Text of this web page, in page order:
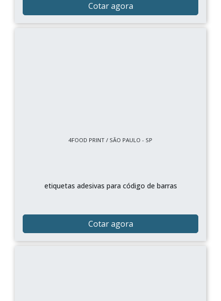
Cotar agora
4FOOD PRINT / SÃO PAULO - SP
etiquetas adesivas para código de barras
Cotar agora